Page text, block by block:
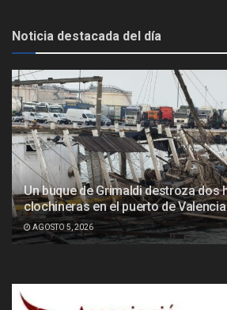
Noticia destacada del día
Un buque de Grimaldi destroza dos
clochineras en el puerto de Valencia
AGOSTO 5, 2026